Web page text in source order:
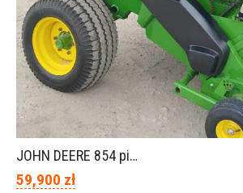
JOHN DEERE 854 piękny stan
59,900 zł